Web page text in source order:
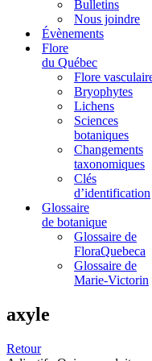
Bulletins
Nous joindre
Évènements
Flore
du Québec
Flore
Bryophytes
Lichens
Sciences
botaniques
Changements
taxonomiques
Clés
d’identification
Glossaire
de botanique
Glossaire de
FloraQuebeca
Glossaire de
Marie-Victorin
axyle
Retour